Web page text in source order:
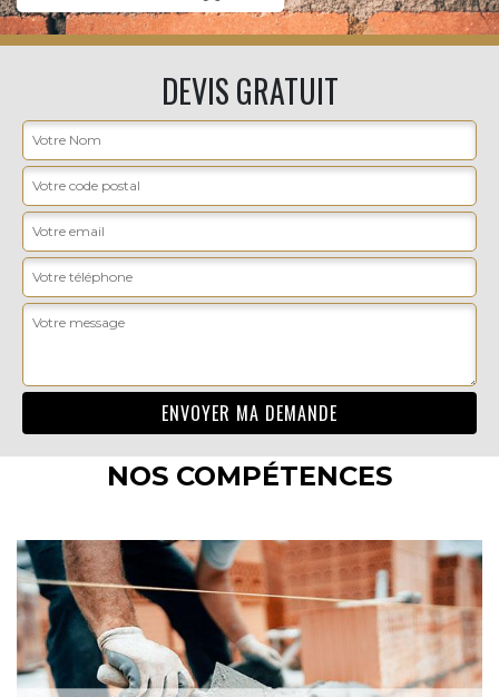
DEVIS GRATUIT
NOS COMPÉTENCES